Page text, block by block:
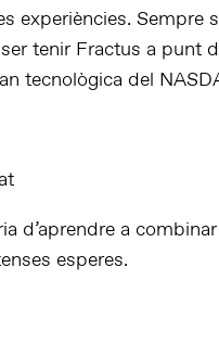
experiències. Sempre
tenir Fractus a punt
tecnològica del
d’aprendre a
esperes.